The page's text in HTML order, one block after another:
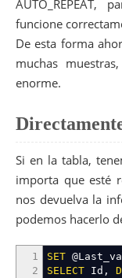
AUTO_REPEAT,
funcione
De esta forma
muchas
enorme.
Si en la tabla,
importa que esté
nos devuelva la
podemos hacerlo
1
2
SET
SELECT Id ,